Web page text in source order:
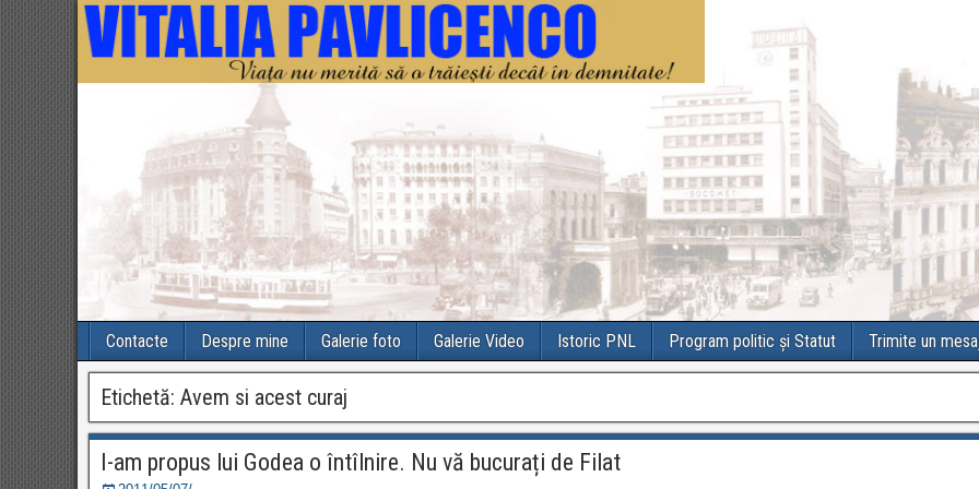
Contacte Despre mine Galerie foto Galerie Video Istoric PNL Program politic și Statut Trimite un
Etichetă: Avem si acest curaj
I-am propus lui Godea o întîlnire. Nu vă bucurați de Filat